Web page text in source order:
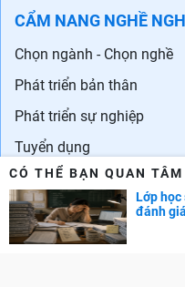
CẨM NANG NGHỀ
Chọn ngành - Chọn nghề
Phát triển bản thân
Phát triển sự nghiệp
Tuyển dụng
GÓC PHỤ HUYNH
Cẩm nang dạy trẻ
TRA CỨU ĐIỂM
CÓ THỂ BẠN QUAN TÂM
Lớp học
đánh giá